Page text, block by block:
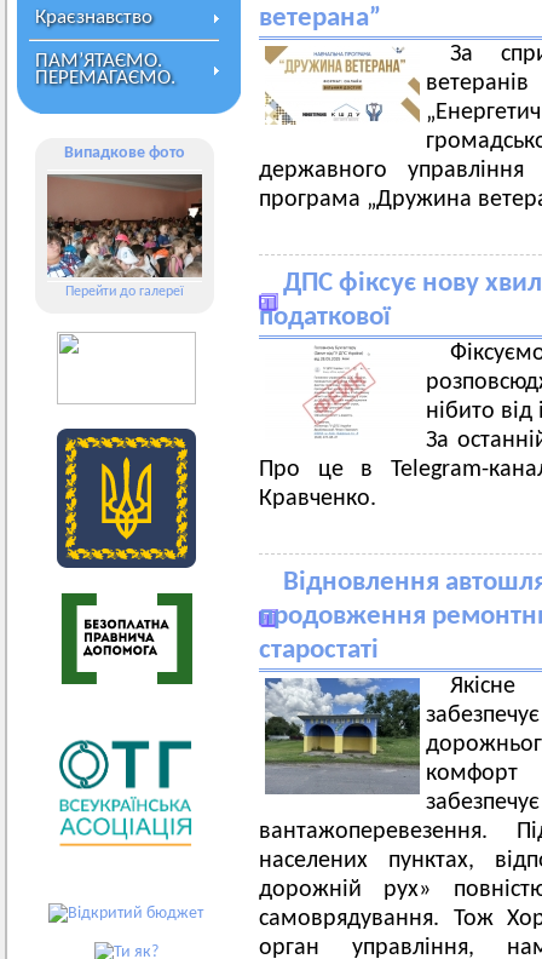
Краєзнавство
ПАМ’ЯТАЄМО.
ПЕРЕМАГАЄМО.
Випадкове фото
Перейти до галереї
ветерана”
За
державного
програма „Дружина
ДПС фіксує нову
податкової
нібито
За
Про це в Telegram-
Кравченко.
Відновлення
продовження
старостаті
Якісне
комфорт
вантажоперевезення.
населених пунктах,
дорожній рух»
самоврядування. Тож
орган управління,